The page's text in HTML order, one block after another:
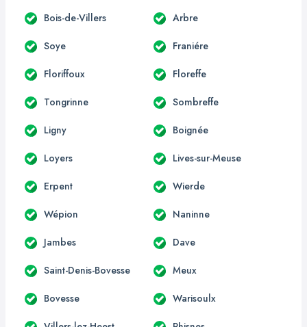
Bois-de-Villers Arbre
Soye Franiére
Floriffoux Floreffe
Tongrinne Sombreffe
Ligny Boignée
Loyers Lives-sur-Meuse
Erpent Wierde
Wépion Naninne
Jambes Dave
Saint-Denis-Bovesse Meux
Bovesse Warisoulx